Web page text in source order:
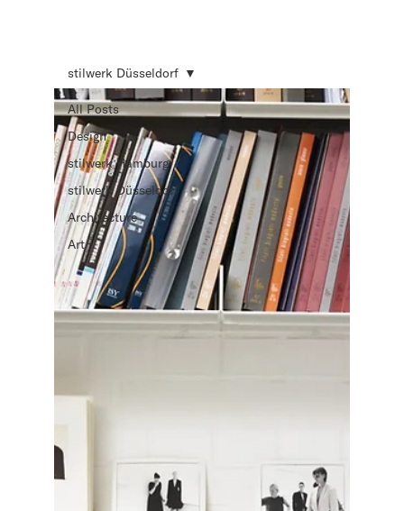
All Posts
Design
stilwerk Hamburg
stilwerk Düsseldorf
Architecture
Art
stilwerk Düsseldorf